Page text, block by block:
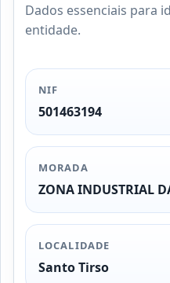
Dados essenciais para
entidade.
NIF
501463194
MORADA
ZONA INDUSTRIAL
LOCALIDADE
Santo Tirso